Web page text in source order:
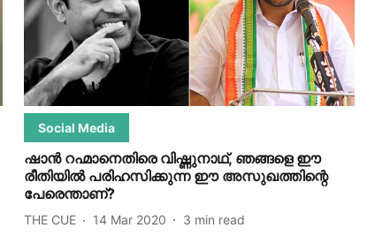
Social Media
ഷാന്‍ റഹ്മാനെതിരെ വിഷ്ണുനാഥ്, ഞങ്ങളെ ഈ
രീതിയില്‍ പരിഹസിക്കുന്ന ഈ അസുഖത്തിന്റെ
പേരെന്താണ്?
THE CUE 14 Mar 2020 3 min read